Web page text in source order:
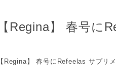
【Regina】 春号に
【Regina】 春号にRefeelas サプリ